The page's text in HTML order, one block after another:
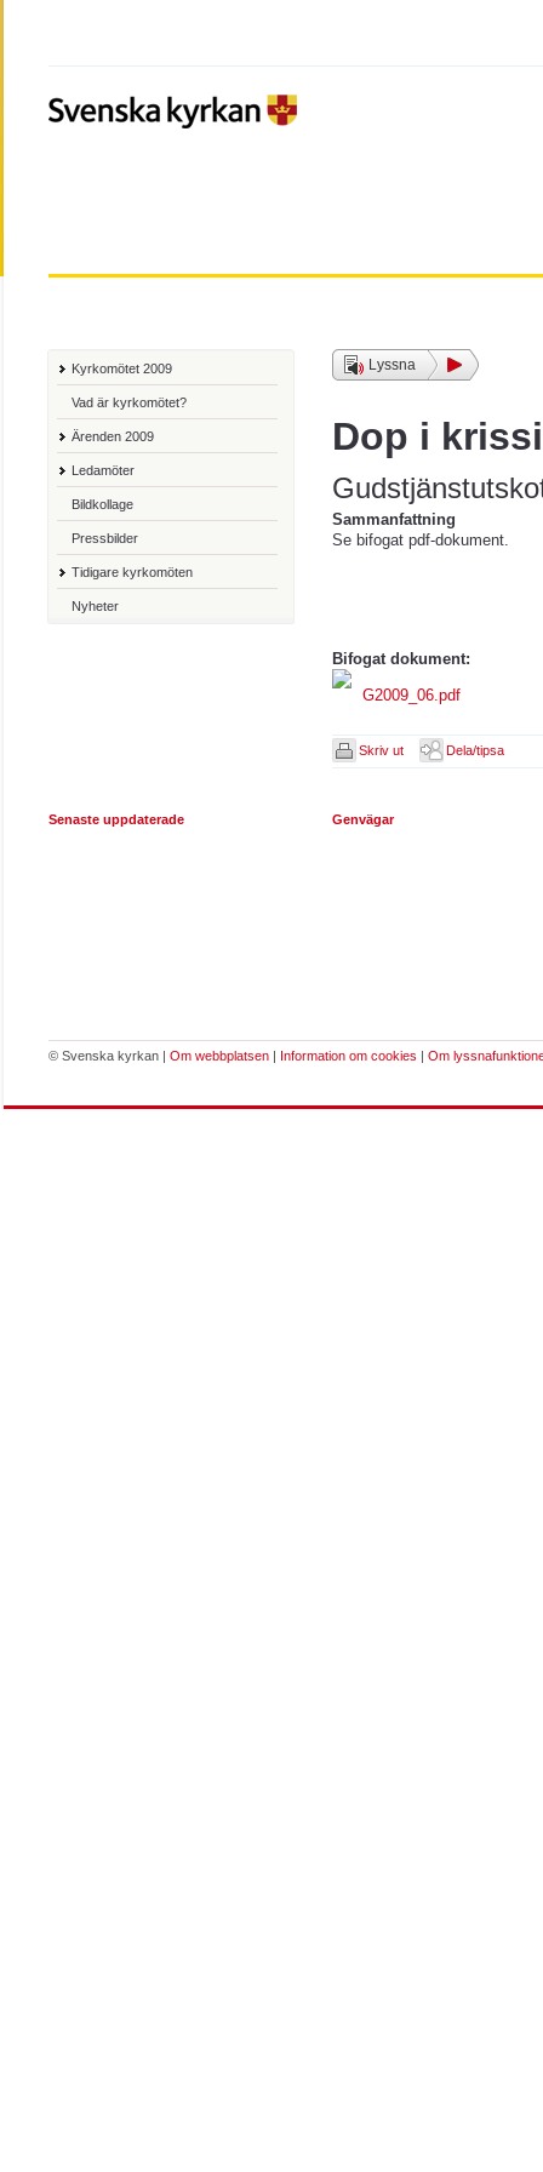
Lyssna
Dop i
Sammanfattning
Se bifogat pdf-dokument.
Bifogat dokument:
G2009_06.pdf
Skriv ut Dela/tipsa
Kyrkomötet 2009
Vad är kyrkomötet?
Ärenden 2009
Ledamöter
Bildkollage
Pressbilder
Tidigare kyrkomöten
Nyheter
Senaste uppdaterade Genvägar
© Svenska kyrkan | Om webbplatsen | Information om cookies | Om